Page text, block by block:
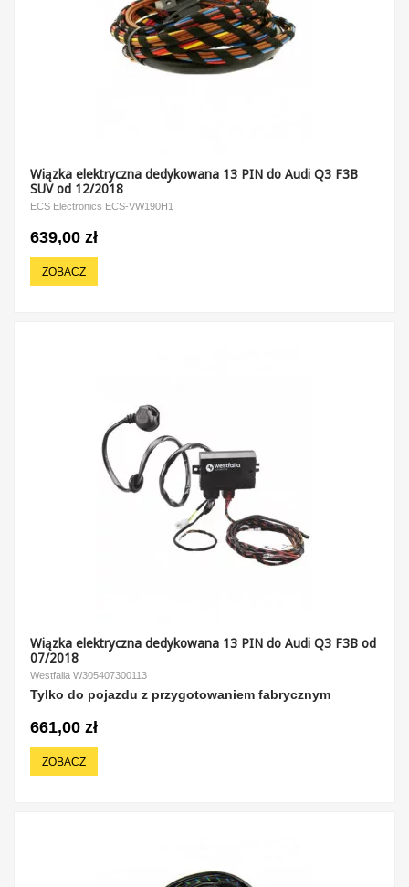
Wiązka elektryczna dedykowana 13 PIN do Audi Q3 F3B
SUV od 12/2018
ECS Electronics ECS-VW190H1
639,00 zł
ZOBACZ
Wiązka elektryczna dedykowana 13 PIN do Audi Q3 F3B od
07/2018
Westfalia W305407300113
Tylko do pojazdu z przygotowaniem fabrycznym
661,00 zł
ZOBACZ